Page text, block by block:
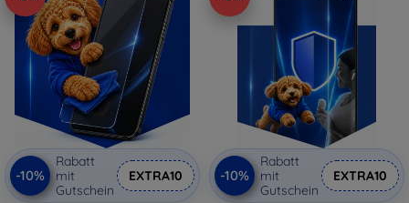
-10%
Rabatt
mit
Gutschein
EXTRA10 -10%
Rabatt
mit
Gutschein
EXTRA10